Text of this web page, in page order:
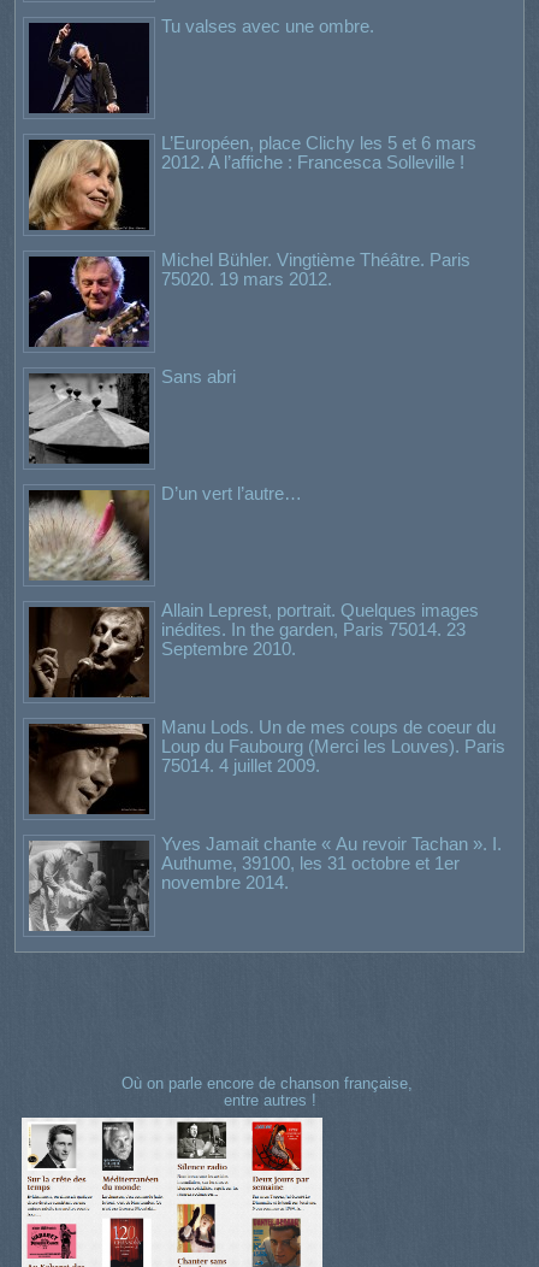
Tu valses avec une ombre.
L’Européen, place Clichy les 5 et 6 mars
2012. A l’affiche : Francesca Solleville !
Michel Bühler. Vingtième Théâtre. Paris
75020. 19 mars 2012.
Sans abri
D’un vert l’autre…
Allain Leprest, portrait. Quelques images
inédites. In the garden, Paris 75014. 23
Septembre 2010.
Manu Lods. Un de mes coups de coeur du
Loup du Faubourg (Merci les Louves). Paris
75014. 4 juillet 2009.
Yves Jamait chante « Au revoir Tachan ». I.
Authume, 39100, les 31 octobre et 1er
novembre 2014.
Où on parle encore de chanson française,
entre autres !